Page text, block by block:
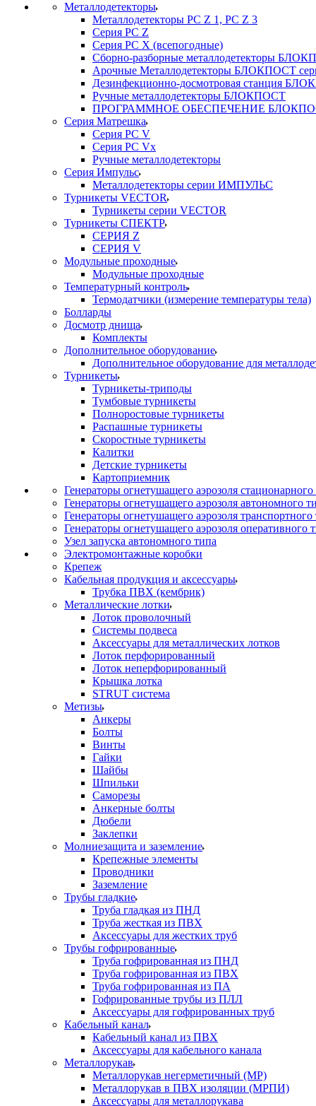
Металлодетекторы
Металлодетекторы РС Z 1, PC Z 3
Серия РС Z
Серия РС X (всепогодные)
Сборно-разборные металлодетекторы
Арочные Металлодетекторы БЛОКПОСТ
Дезинфекционно-досмотровая станция
Ручные металлодетекторы БЛОКПОСТ
ПРОГРАММНОЕ ОБЕСПЕЧЕНИЕ
Серия Матрешка
Серия PC V
Серия PC Vx
Ручные металлодетекторы
Серия Импульс
Металлодетекторы серии ИМПУЛЬС
Турникеты VECTOR
Турникеты серии VECTOR
Турникеты СПЕКТР
СЕРИЯ Z
СЕРИЯ V
Модульные проходные
Модульные проходные
Температурный контроль
Термодатчики (измерение температуры тела)
Болларды
Досмотр днища
Комплекты
Дополнительное оборудование
Дополнительное оборудование для
Турникеты
Турникеты-триподы
Тумбовые турникеты
Полноростовые турникеты
Распашные турникеты
Скоростные турникеты
Калитки
Детские турникеты
Картоприемник
Генераторы огнетушащего аэрозоля стационарного
Генераторы огнетушащего аэрозоля автономного
Генераторы огнетушащего аэрозоля транспортного
Генераторы огнетушащего аэрозоля оперативного
Узел запуска автономного типа
Электромонтажные коробки
Крепеж
Кабельная продукция и аксессуары
Трубка ПВХ (кембрик)
Металлические лотки
Лоток проволочный
Системы подвеса
Аксессуары для металлических лотков
Лоток перфорированный
Лоток неперфорированный
Крышка лотка
STRUT система
Метизы
Анкеры
Болты
Винты
Гайки
Шайбы
Шпильки
Саморезы
Анкерные болты
Дюбели
Заклепки
Молниезащита и заземление
Крепежные элементы
Проводники
Заземление
Трубы гладкие
Труба гладкая из ПНД
Труба жесткая из ПВХ
Аксессуары для жестких труб
Трубы гофрированные
Труба гофрированная из ПНД
Труба гофрированная из ПВХ
Труба гофрированная из ПА
Гофрированные трубы из ПЛЛ
Аксессуары для гофрированных труб
Кабельный канал
Кабельный канал из ПВХ
Аксессуары для кабельного канала
Металлорукав
Металлорукав негерметичный (МР)
Металлорукав в ПВХ изоляции (МРПИ)
Аксессуары для металлорукава